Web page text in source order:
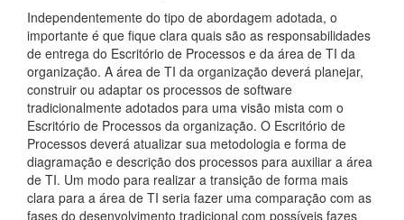
Independentemente do tipo de abordagem adotada, o
importante é que fique clara quais são as responsabilidades
de entrega do Escritório de Processos e da área de TI da
organização. A área de TI da organização deverá planejar,
construir ou adaptar os processos de software
tradicionalmente adotados para uma visão mista com o
Escritório de Processos da organização. O Escritório de
Processos deverá atualizar sua metodologia e forma de
diagramação e descrição dos processos para auxiliar a área
de TI. Um modo para realizar a transição de forma mais
clara para a área de TI seria fazer uma comparação com as
fases do desenvolvimento tradicional com possíveis fazes